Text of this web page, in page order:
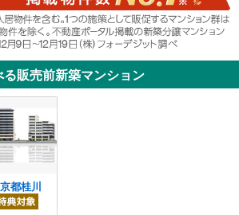
販売前新築マンション
都桂川